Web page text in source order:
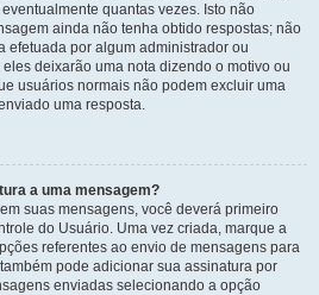
quantas vezes. Isto não
ainda não tenha obtido respostas; não
efetuada por algum administrador ou
deixarão uma nota dizendo o motivo ou
usuários normais não podem excluir uma
uma resposta.
a uma mensagem?
suas mensagens, você deverá primeiro
do Usuário. Uma vez criada, marque a
referentes ao envio de mensagens para
pode adicionar sua assinatura por
enviadas selecionando a opção